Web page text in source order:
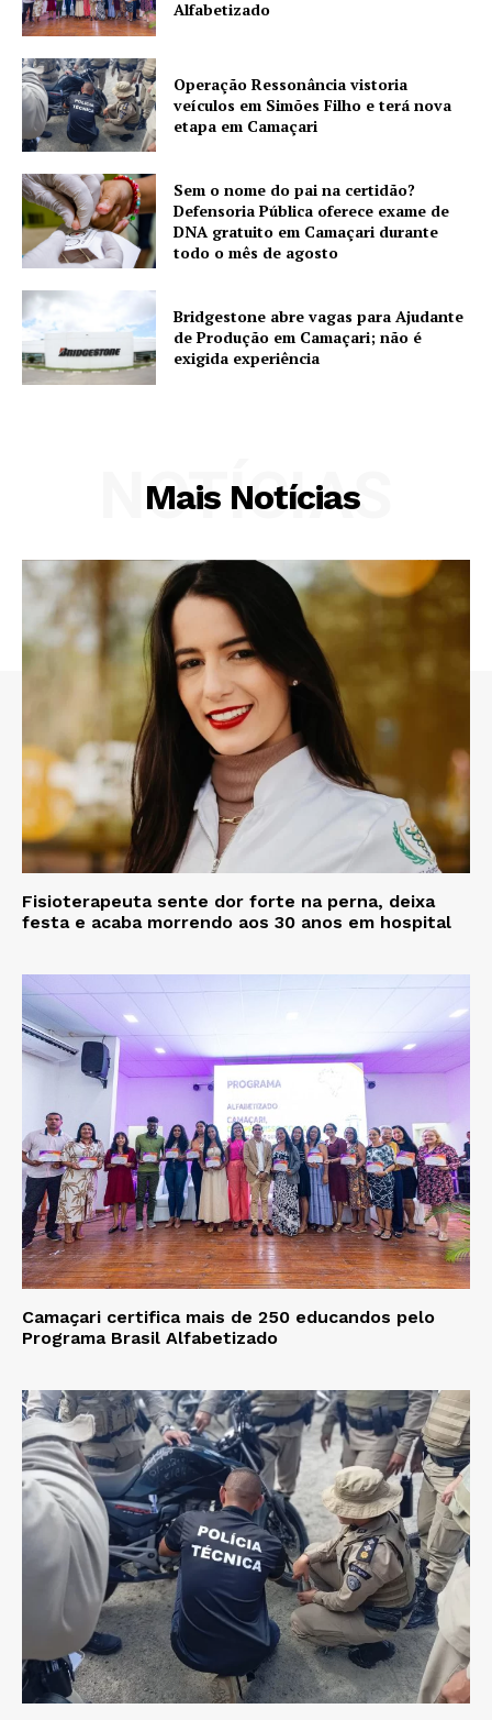
Alfabetizado
Operação Ressonância vistoria
veículos em Simões Filho e terá nova
etapa em Camaçari
Sem o nome do pai na certidão?
Defensoria Pública oferece exame de
DNA gratuito em Camaçari durante
todo o mês de agosto
Bridgestone abre vagas para Ajudante
de Produção em Camaçari; não é
exigida experiência
Mais Notícias
NOTÍCIAS
Fisioterapeuta sente dor forte na perna, deixa
festa e acaba morrendo aos 30 anos em hospital
Camaçari certifica mais de 250 educandos pelo
Programa Brasil Alfabetizado